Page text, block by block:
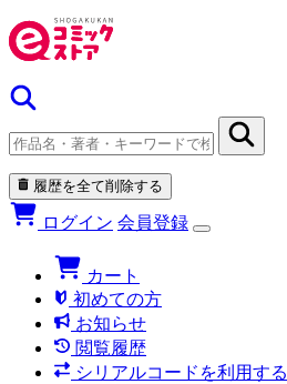
履歴を全て削除する
ログイン 会員登録
カート
初めての方
お知らせ
閲覧履歴
シリアルコードを利用する